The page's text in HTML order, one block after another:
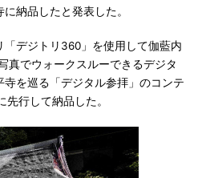
納品したと発表した。
デジトリ360」を使用して伽藍内
真でウォークスルーできるデジタ
を巡る「デジタル参拝」のコンテ
先行して納品した。